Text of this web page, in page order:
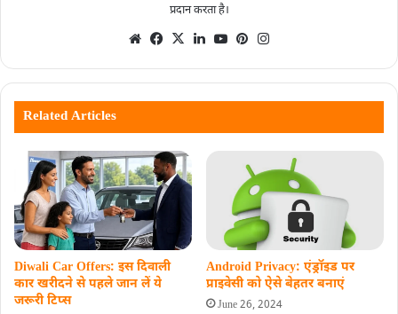
प्रदान करता है।
Related Articles
Diwali Car Offers: इस दिवाली
कार खरीदने से पहले जान लें ये
जरूरी टिप्स
Android Privacy: एंड्रॉइड पर
प्राइवेसी को ऐसे बेहतर बनाएं
June 26, 2024